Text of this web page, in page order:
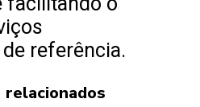
referência.